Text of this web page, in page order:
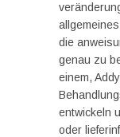
die
genau zu
einem,
entwickeln
oder